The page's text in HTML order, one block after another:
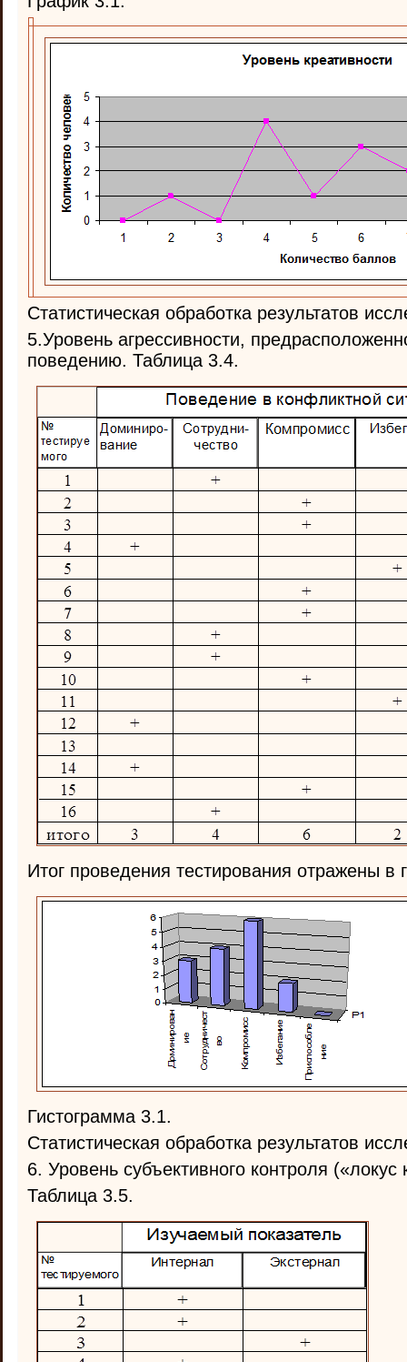
Статистическая обработка результатов
5.Уровень агрессивности,
поведению. Таблица 3.4.
Итог проведения тестирования отражены в
Гистограмма 3.1.
Статистическая обработка результатов
6. Уровень субъективного контроля («локус
Таблица 3.5.